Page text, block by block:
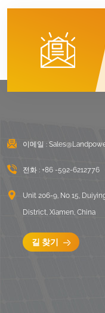
안정기
착 풍경
세부 정
조정 가
이메일 :
전화 : +86 -592-6212776
Unit 206-9, No 15,
District, Xiamen, China
길 찾기